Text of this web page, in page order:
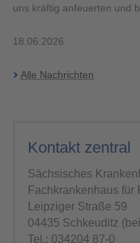
uns kräftig anfeuerten und
18.06.2026
Alle Nachrichten
Kontakt zentral
Sächsisches
Fachkrankenhaus
Leipziger Straße 59
04435 Schkeuditz
Tel.: 034204 87-0